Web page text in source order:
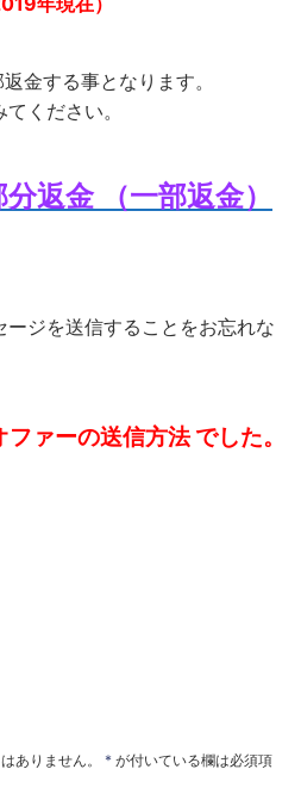
金する事となります。
ください。
返金 （一部返金）
ジを送信することをお忘れな
ァーの送信方法 でした。
ありません。 * が付いている欄は必須項